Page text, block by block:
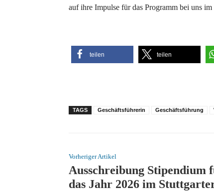
auf ihre Impulse für das Programm bei uns im
teilen teilen
TAGS Geschäftsführerin Geschäftsführung
Vorheriger Artikel
Ausschreibung Stipendium
das Jahr 2026 im